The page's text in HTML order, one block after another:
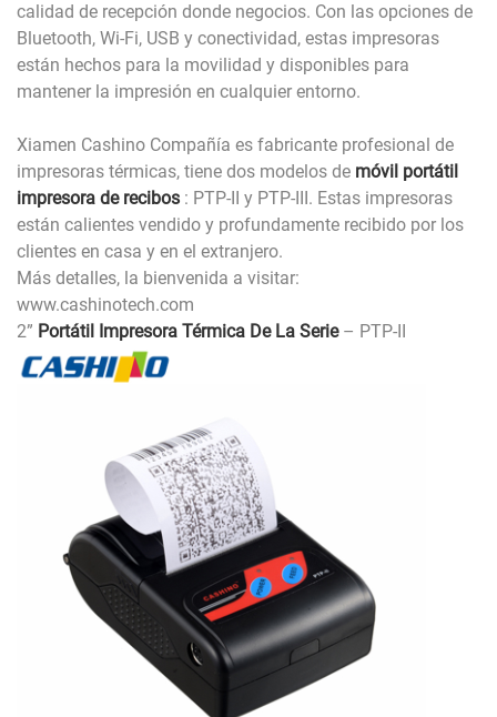
calidad de recepción donde negocios. Con las opciones de
Bluetooth, Wi-Fi, USB y conectividad, estas impresoras
están hechos para la movilidad y disponibles para
mantener la impresión en cualquier entorno.
Xiamen Cashino Compañía es fabricante profesional de
impresoras térmicas, tiene dos modelos de móvil portátil
impresora de recibos : PTP-II y PTP-III. Estas impresoras
están calientes vendido y profundamente recibido por los
clientes en casa y en el extranjero.
Más detalles, la bienvenida a visitar:
www.cashinotech.com
2” Portátil Impresora Térmica De La Serie– PTP-II